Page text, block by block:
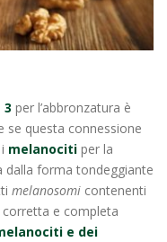
3 per l’abbronzatura è
se questa connessione
melanociti per la
dalla forma tondeggiante
melanosomi contenenti
corretta e completa
e dei